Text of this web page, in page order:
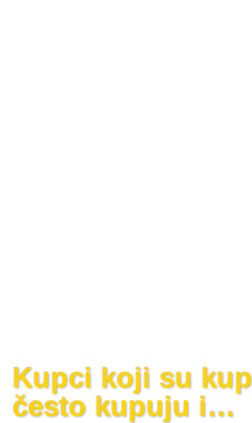
Kupci koji su
često kupuju i…